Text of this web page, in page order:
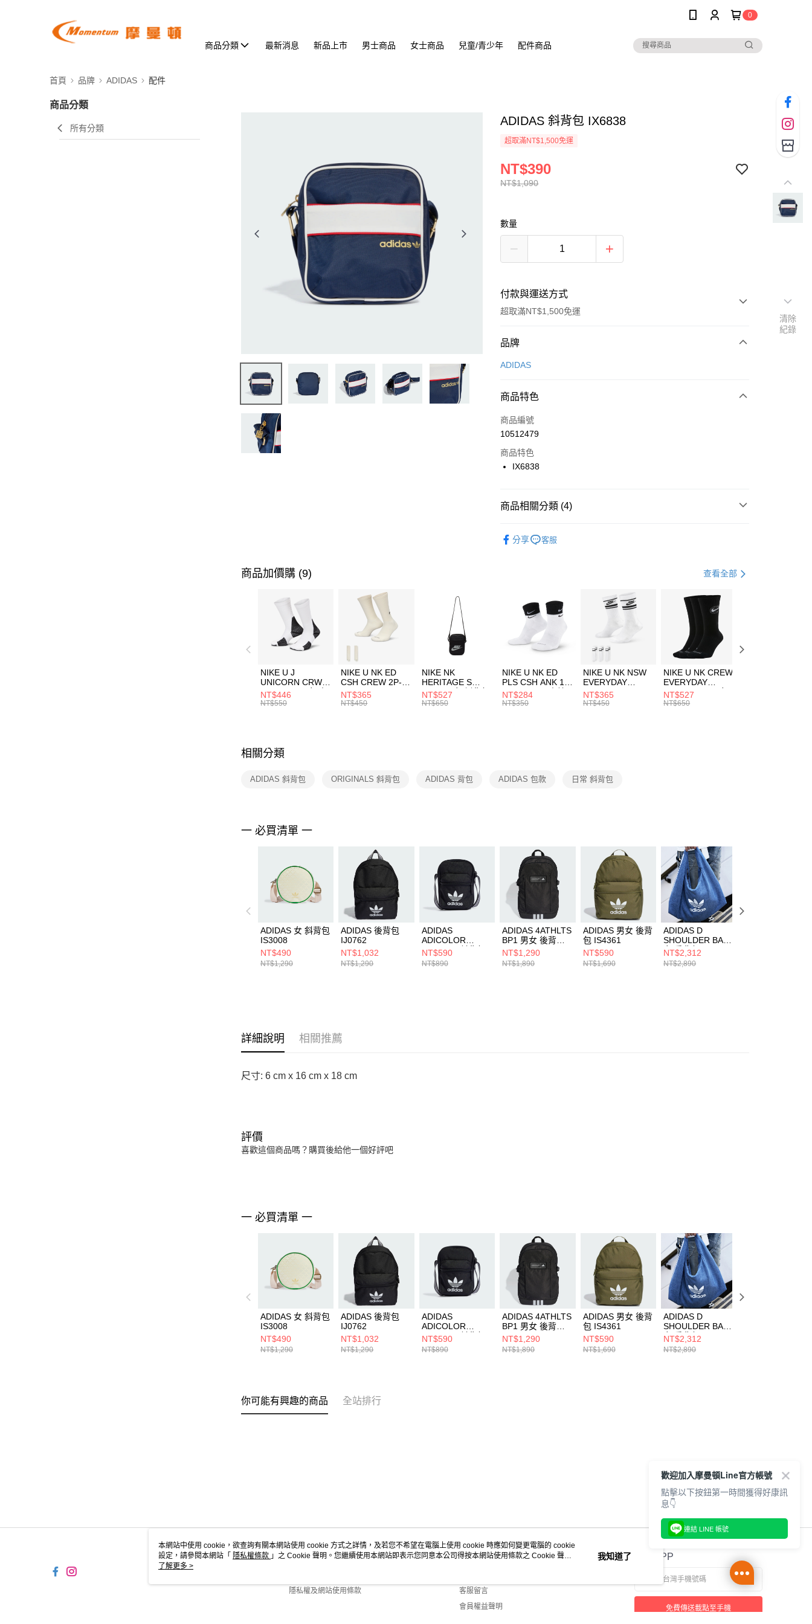
0
商品分類 最新消息 新品上市 男士商品 女士商品 兒童/青少年 配件商品
首頁 品牌 ADIDAS 配件
商品分類
所有分類
ADIDAS 斜背包 IX6838
超取滿NT$1,500免運
NT$1,090
NT$390
數量
付款與運送方式
超取滿NT$1,500免運
付款方式
信用卡一次付款
合作金庫商業銀行
華南商業銀行
上海商業儲蓄銀行
國泰世華商業銀行
聯邦商業銀行
台新國際商業銀行
LINE Pay
Apple Pay
【關於「AFTEE先享後付」】
３．安心：先確認商品／服務後，再付款。
【「AFTEE先享後付」結帳流程】
１．於結帳方式選擇「AFTEE先享後付」後，將跳轉至「AFTEE先享後
付」結帳頁面，進行簡訊認證並確認金額後，即可完成結帳。
２．訂單成立數日內，您將收到繳費通知簡訊。
３．收到繳費通知簡訊後14天內，點擊此簡訊中的連結，可透過四大超商
／ATM／網路銀行／等多元方式進行付款，方視為交易完成。
※ 請注意：結帳手續完成當下不需立刻繳費，但若您需要取消訂單，請聯
絡購買商品的店家。未經商家同意取消之訂單仍視為有效，需透過AFTEE
先享後付繳納相關費用。
交易，需依本服務之必要範圍內提供個人資料，並將交易相關給付款項請
４．使用「AFTEE先享後付」時，將依據個別帳號之用戶狀況，依本公司
即時審查核予不同之上限額度；若仍有額度不足之情形，本公司將視審查
結果請求用戶進行身份認證。
５．嚴禁一人註冊多個帳號或使用他人資訊註冊。若發現惡意使用之情
形，恩沛科技股份有限公司將有權停止該用戶之使用額度並採取法律行
動。
每筆NT$100，滿NT$1,500(含以上)免運費
每筆NT$100，滿NT$1,500(含以上)免運費
付款後門市自取
每筆NT$100，滿NT$1,500(含以上)免運費
品牌
ADIDAS
商品特色
商品編號
10512479
商品特色
IX6838
商品相關分類 (4)
分享 客服
商品加價購 (9) 查看全部
NIKE U J
UNICORN CRW
1PR -160 男女 中
統襪 FZ3393100
NT$446
NT$550
NIKE U NK ED
CSH CREW 2P-
144 EMBRDY 男
女 短統襪
NT$365
NT$450
NIKE NK
HERITAGE S
SMIT 男女 側背包
BA5871010
NT$527
NT$650
NIKE U NK ED
PLS CSH ANK 1P
144 DBL 男 中統
襪 DH4058104
NT$284
NT$350
NIKE U NK NSW
EVERYDAY
ESSENTIAL CR
男女 短統襪
NT$365
NT$450
NIKE U NK CREW
EVERYDAY
BBALL 3PR 男女
長統襪
NT$527
NT$650
相關分類
ADIDAS 斜背包 ORIGINALS 斜背包 ADIDAS 背包 ADIDAS 包款 日常 斜背包
一 必買清單 一
ADIDAS 女 斜背包
IS3008
NT$490
NT$1,290
ADIDAS 後背包
IJ0762
NT$1,032
NT$1,290
ADIDAS
ADICOLOR
CLASSIC 斜背包
IJ0765
NT$590
NT$890
ADIDAS 4ATHLTS
BP1 男女 後背包
JL6155
NT$1,290
NT$1,890
ADIDAS 男女 後背
包 IS4361
NT$590
NT$1,690
ADIDAS D
SHOULDER BAG
女 肩背包 IX7693
NT$2,312
NT$2,890
詳細說明 相關推薦
尺寸: 6 cm x 16 cm x 18 cm
評價
喜歡這個商品嗎？購買後給他一個好評吧
一 必買清單 一
ADIDAS 女 斜背包
IS3008
NT$490
NT$1,290
ADIDAS 後背包
IJ0762
NT$1,032
NT$1,290
ADIDAS
ADICOLOR
CLASSIC 斜背包
IJ0765
NT$590
NT$890
ADIDAS 4ATHLTS
BP1 男女 後背包
JL6155
NT$1,290
NT$1,890
ADIDAS 男女 後背
包 IS4361
NT$590
NT$1,690
ADIDAS D
SHOULDER BAG
女 肩背包 IX7693
NT$2,312
NT$2,890
你可能有興趣的商品 全站排行
關於我們
隱私權及網站使用條款
客服資訊
客服留言
會員權益聲明
官方APP
免費傳送載點至手機
清除
紀錄
本網站中使用 cookie，欲查詢有關本網站使用 cookie 方式之詳情，及若您不希望在電腦上使用 cookie 時應如何變更電腦的 cookie
設定，請參閱本網站「 隱私權條款 」之 Cookie 聲明。您繼續使用本網站即表示您同意本公司得按本網站使用條款之 Cookie 聲明
使用 cookie。
了解更多 >
我知道了
歡迎加入摩曼頓Line官方帳號
點擊以下按鈕第一時間獲得好康訊
息👇
連結 LINE 帳號